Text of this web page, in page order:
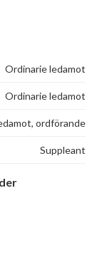
Ordinarie ledamot
Ordinarie ledamot
ordförande
Suppleant